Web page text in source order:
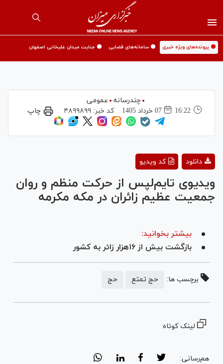
🟡 پرونده‌های ویژه خبری 🟡 سامانه‌های قضایی 🟡 جنایت میدان علیخانی اصفهان
چندرسانه
عمومی
16:22
07 خرداد 1405 کد خبر: ۴۸۹۹۸۹۹ چاپ
Video
کد ویدیو دانلود
ویدیوی تایم‌لپس از حرکت منظم و روان
جمعیت عظیم زائران در مکه مکرمه
بیشتر بخوانید:
بازگشت بیش از ۱۶هزار زائر به کشور
برچسب ها: حج تمتع حج
لینک کوتاه
هم‌رسانی: